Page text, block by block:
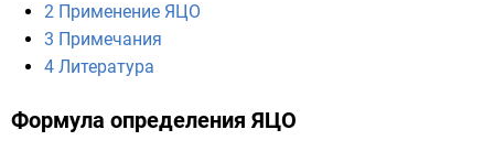
2 Применение ЯЦО
3 Примечания
4 Литература
Формула определения ЯЦО